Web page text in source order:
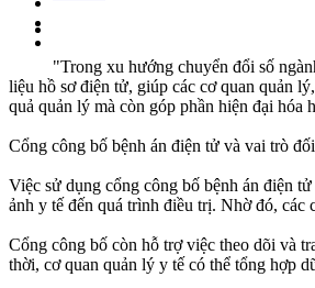
"Trong xu hướng chuyển đổi số
liệu hồ sơ điện tử, giúp các cơ quan quản
quả quản lý mà còn góp phần hiện đại hóa
Cổng công bố bệnh án điện tử và vai trò
Việc sử dụng cổng công bố bệnh án điện
ảnh y tế đến quá trình điều trị. Nhờ đó, các
Cổng công bố còn hỗ trợ việc theo dõi và
thời, cơ quan quản lý y tế có thể tổng hợp